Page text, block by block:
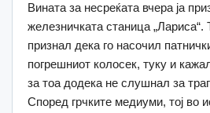
Вината за несреќата вчера ја
железничката станица „Лариса“.
признал дека го насочил
погрешниот колосек, туку и
за тоа додека не слушнал за
Според грчките медиуми, тој во